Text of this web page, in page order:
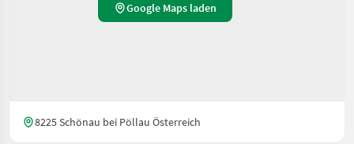
Google Maps laden
8225 Schönau bei Pöllau Österreich